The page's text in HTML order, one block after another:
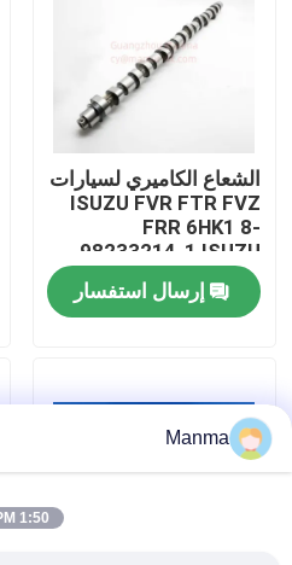
معلومات عنا
جولة في المعمل
رقابة جودة
اتصل بنا
اطلب اقتباس
قطع غيار السيارات الشاحنة
قطع غيار شاحنة ايسوزو
الشعاع الكاميري لسيارات
ISUZU FVR FTR FVZ
FRR 6HK1 8-
98233214-1 ISUZU
قطاعات شاحنات
إرسال استفسار
Manma
1:50 PM